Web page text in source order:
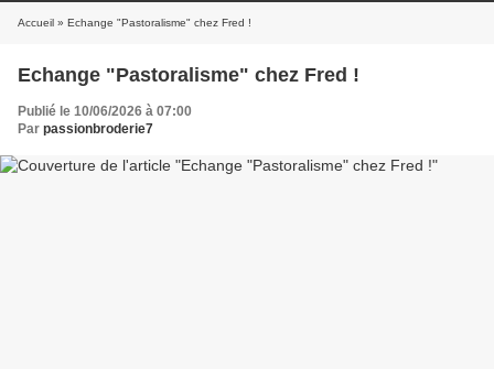
Accueil » Echange "Pastoralisme" chez Fred !
Echange "Pastoralisme" chez Fred !
Publié le 10/06/2026 à 07:00
Par passionbroderie7